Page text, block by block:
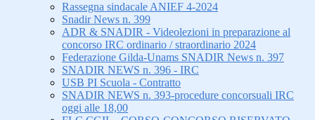
Rassegna sindacale ANIEF 4-2024
Snadir News n. 399
ADR & SNADIR - Videolezioni in preparazione al
concorso IRC ordinario / straordinario 2024
Federazione Gilda-Unams SNADIR News n. 397
SNADIR NEWS n. 396 - IRC
USB PI Scuola - Contratto
SNADIR NEWS n. 393-procedure concorsuali IRC
oggi alle 18,00